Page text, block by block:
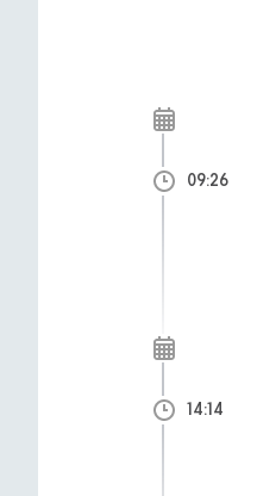
09:26
14:14